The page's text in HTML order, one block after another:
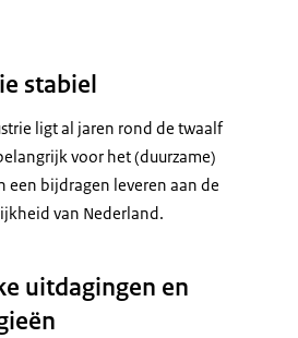
stabiel
ligt al jaren rond de twaalf
voor het (duurzame)
een bijdragen leveren aan de
van Nederland.
uitdagingen en